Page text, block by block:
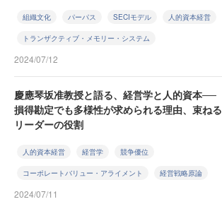
組織文化 パーパス SECIモデル 人的資本経営
トランザクティブ・メモリー・システム
2024/07/12
慶應琴坂准教授と語る、経営学と人的資本──
損得勘定でも多様性が求められる理由、束ねる
リーダーの役割
人的資本経営 経営学 競争優位
コーポレートバリュー・アライメント 経営戦略原論
2024/07/11